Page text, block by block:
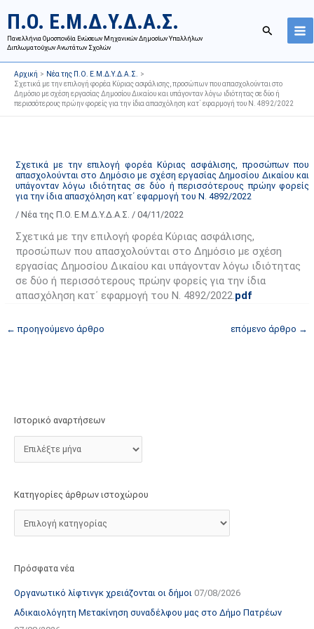
περιεχόμενο
Π.Ο. Ε.Μ.Δ.Υ.Δ.Α.Σ.
Πανελλήνια Ομοσπονδία Ενώσεων Μηχανικών Δημοσίων Υπαλλήλων
Διπλωματούχων Ανωτάτων Σχολών
Αναζήτηση
Αρχική
Νέα της Π.Ο. Ε.Μ.Δ.Υ.Δ.Α.Σ.
Σχετικά με την επιλογή φορέα Κύριας ασφάλισης, προσώπων που απασχολούνται στο
Δημόσιο με σχέση εργασίας Δημοσίου Δικαίου και υπάγονταν λόγω ιδιότητας σε δύο ή
περισσότερους πρώην φορείς για την ίδια απασχόληση κατ΄ εφαρμογή του Ν. 4892/2022
Σχετικά με την επιλογή φορέα Κύριας ασφάλισης, προσώπων που
απασχολούνται στο Δημόσιο με σχέση εργασίας Δημοσίου Δικαίου και
υπάγονταν λόγω ιδιότητας σε δύο ή περισσότερους πρώην φορείς
για την ίδια απασχόληση κατ΄ εφαρμογή του Ν. 4892/2022
/ Νέα της Π.Ο. Ε.Μ.Δ.Υ.Δ.Α.Σ. / 04/11/2022
Σχετικά με την επιλογή φορέα Κύριας ασφάλισης,
προσώπων που απασχολούνται στο Δημόσιο με σχέση
εργασίας Δημοσίου Δικαίου και υπάγονταν λόγω ιδιότητας
σε δύο ή περισσότερους πρώην φορείς για την ίδια
απασχόληση κατ΄ εφαρμογή του Ν. 4892/2022.pdf
← προηγούμενο άρθρο επόμενο άρθρο →
Ιστορικό αναρτήσεων
τ
ο
ρ
ι
ν
α
ρ
τ
ή
σ
ε
Κατηγορίες άρθρων ιστοχώρου
τ
η
γ
ο
ς
ά
ρ
θ
ρ
ω
ν
Πρόσφατα νέα
Οργανωτικό λίφτινγκ χρειάζονται οι δήμοι 07/08/2026
Αδικαιολόγητη Μετακίνηση συναδέλφου μας στο Δήμο Πατρέων